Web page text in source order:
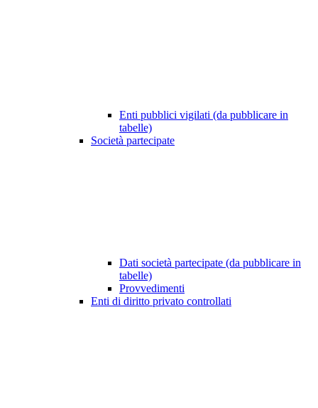
Enti pubblici vigilati (da pubblicare in
tabelle)
Società partecipate
Dati società partecipate (da pubblicare in
tabelle)
Provvedimenti
Enti di diritto privato controllati